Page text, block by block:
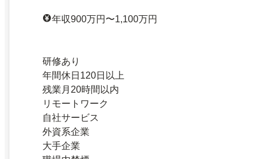
年収900万円〜1,100万円
研修あり
年間休日120日以上
残業月20時間以内
リモートワーク
自社サービス
外資系企業
大手企業